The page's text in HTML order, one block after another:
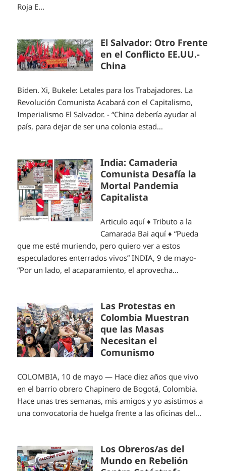
Roja E...
El Salvador: Otro Frente
en el Conflicto EE.UU.-
China
Biden. Xi, Bukele: Letales para los Trabajadores. La
Revolución Comunista Acabará con el Capitalismo,
Imperialismo El Salvador. - “China debería ayudar al
país, para dejar de ser una colonia estad...
India: Camaderia
Comunista Desafía la
Mortal Pandemia
Capitalista
Articulo aquí ♦ Tributo a la
Camarada Bai aquí ♦ “Pueda
que me esté muriendo, pero quiero ver a estos
especuladores enterrados vivos” INDIA, 9 de mayo-
“Por un lado, el acaparamiento, el aprovecha...
Las Protestas en
Colombia Muestran
que las Masas
Necesitan el
Comunismo
COLOMBIA, 10 de mayo — Hace diez años que vivo
en el barrio obrero Chapinero de Bogotá, Colombia.
Hace unas tres semanas, mis amigos y yo asistimos a
una convocatoria de huelga frente a las oficinas del...
Los Obreros/as del
Mundo en Rebelión